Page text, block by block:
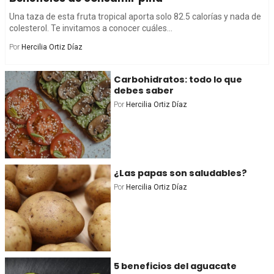
Una taza de esta fruta tropical aporta solo 82.5 calorías y nada de
colesterol. Te invitamos a conocer cuáles...
Por Hercilia Ortiz Díaz
Carbohidratos: todo lo que
debes saber
Por Hercilia Ortiz Díaz
¿Las papas son saludables?
Por Hercilia Ortiz Díaz
5 beneficios del aguacate